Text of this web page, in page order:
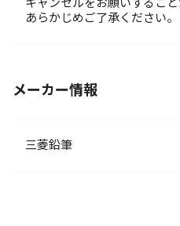
キャンセルをお願いすること
あらかじめご了承ください。
メーカー情報
三菱鉛筆